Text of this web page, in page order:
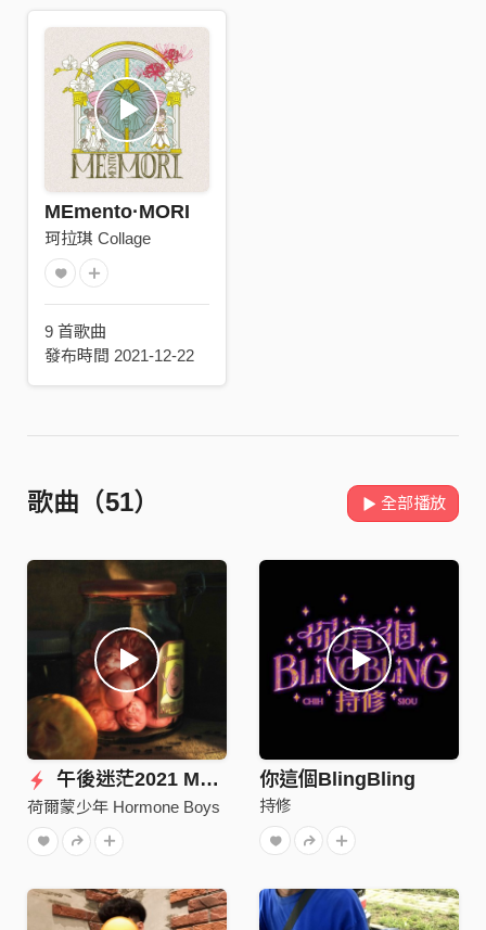
MEmento·MORI
珂拉琪 Collage
9 首歌曲
發布時間 2021-12-22
歌曲（51） 全部播放
午後迷茫2021 Meshes of the Afternoon
荷爾蒙少年 Hormone Boys
你這個BlingBling
持修